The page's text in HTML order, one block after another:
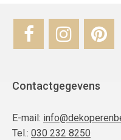
Contactgegevens
E-mail:
Tel.: 030 232 8250